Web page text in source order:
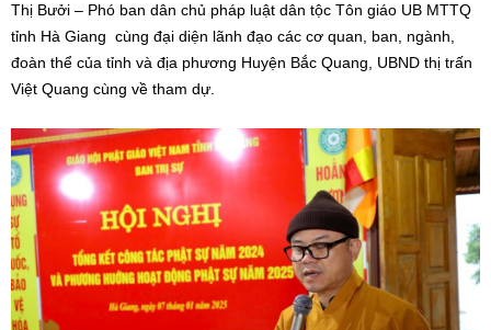
Thị Bưởi – Phó ban dân chủ pháp luật dân tộc Tôn giáo UB MTTQ
tỉnh Hà Giang cùng đại diện lãnh đạo các cơ quan, ban, ngành,
đoàn thể của tỉnh và địa phương Huyện Bắc Quang, UBND thị trấn
Việt Quang cùng về tham dự.